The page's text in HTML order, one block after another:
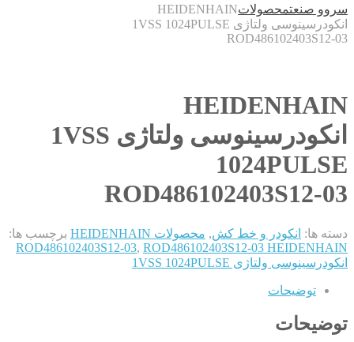
سروو صنعتمحصولاتHEIDENHAIN
انکودرسینوسی ولتاژی 1VSS 1024PULSE
ROD486102403S12-03
HEIDENHAIN
انکودرسینوسی ولتاژی 1VSS
1024PULSE
ROD486102403S12-03
دسته ها: انکودر و خط کش, محصولات HEIDENHAIN
برچسب ها:
ROD486102403S12-03, ROD486102403S12-03 HEIDENHAIN
انکودرسینوسی ولتاژی 1VSS 1024PULSE
توضیحات
توضیحات